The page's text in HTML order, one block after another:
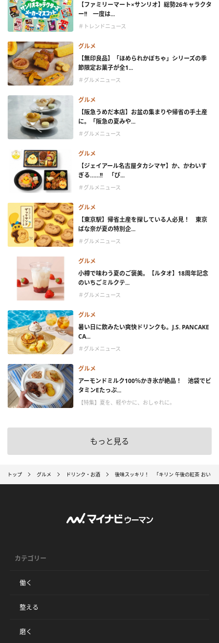
【ファミリーマート×サンリオ】総勢26キャラクタ
ー!! 一度は...
＃トレンドニュース
グルメ
【無印良品】「ほめられかぼちゃ」シリーズの季
節限定お菓子が全1...
＃グルメニュース
グルメ
【阪急うめだ本店】お盆の集まりや帰省の手土産
に。「阪急の夏みや...
＃グルメニュース
グルメ
【ジェイアール名古屋タカシマヤ】か、かわいす
ぎる……!! 「ぴ...
＃グルメニュース
グルメ
【東京駅】帰省土産を探している人必見！ 東京
ばな奈が夏の特別企...
＃グルメニュース
グルメ
小樽で味わう夏のご褒美。【ルタオ】18周年記念
のいちごミルクテ...
＃グルメニュース
グルメ
暑い日に飲みたい爽快ドリンクも。J.S. PANCAKE
CA...
＃グルメニュース
グルメ
アーモンドミルク100％かき氷が絶品！ 池袋でビ
タミンEたっぷ...
【特集】夏を、軽やかに、おしゃれに。
もっと見る
トップ グルメ ドリンク・お酒 後味スッキリ！ 「キリン 午後の紅茶 おいし
カテゴリー
働く
整える
磨く